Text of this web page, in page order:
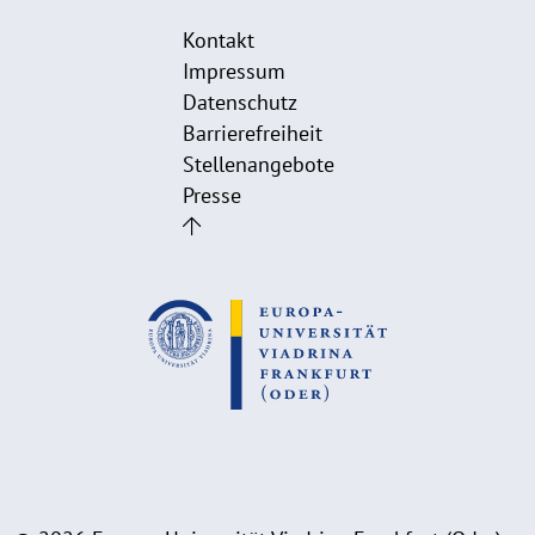
Kontakt
Impressum
Datenschutz
Barrierefreiheit
Stellenangebote
Presse